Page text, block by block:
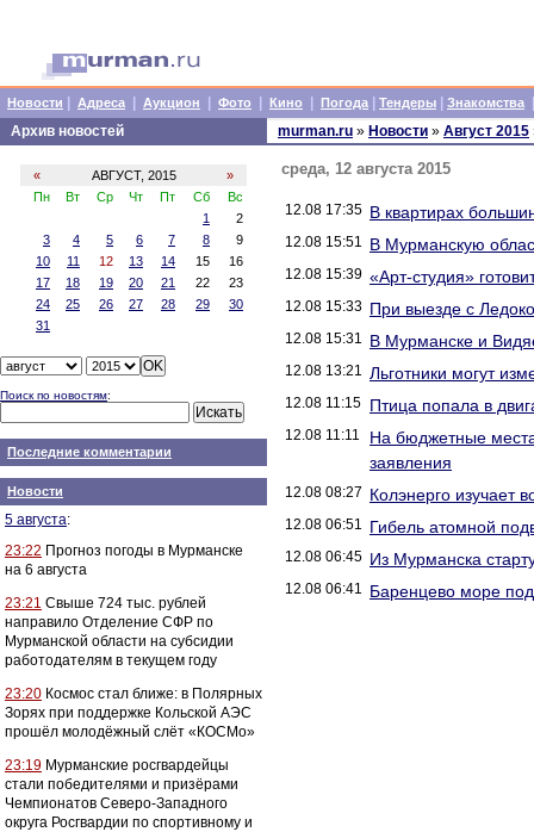
Новости Адреса Аукцион Фото Кино Погода Тендеры Знакомства
Архив новостей
« АВГУСТ, 2015
»
Пн
Вт Ср Чт Пт Сб
Вс
1
2
3
4 5 6 7 8
9
10
11 12 13 14 15
16
17
18 19 20 21 22
23
24
25 26 27 28 29
30
31
Поиск по новостям:
Последние комментарии
Новости
5 августа:
23:22 Прогноз погоды в Мурманске
на 6 августа
23:21 Свыше 724 тыс. рублей
направило Отделение СФР по
Мурманской области на субсидии
работодателям в текущем году
23:20 Космос стал ближе: в Полярных
Зорях при поддержке Кольской АЭС
прошёл молодёжный слёт «КОСМо»
23:19 Мурманские росгвардейцы
стали победителями и призёрами
Чемпионатов Северо-Западного
округа Росгвардии по спортивному и
murman.ru » Новости » Август 2015
среда, 12 августа 2015
12.08 17:35 В квартирах
12.08 15:51 В Мурманскую
12.08 15:39 «Арт-студия»
12.08 15:33 При выезде с
12.08 15:31 В Мурманске и
12.08 13:21 Льготники могут
12.08 11:15 Птица попала в
12.08 11:11
На бюджетные
заявления
12.08 08:27 Колэнерго изучает
12.08 06:51 Гибель атомной
12.08 06:45 Из Мурманска
12.08 06:41 Баренцево море